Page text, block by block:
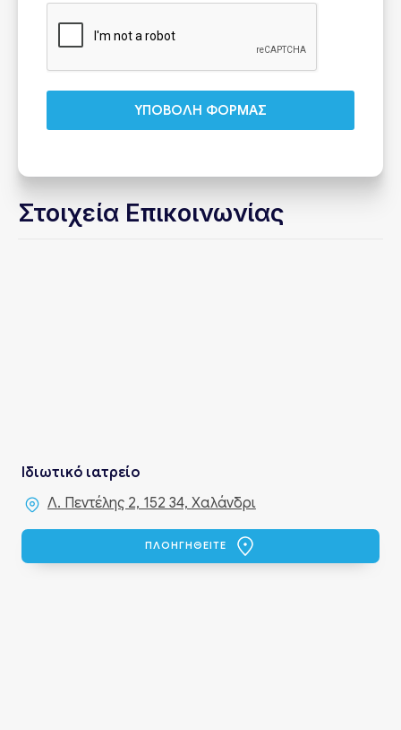
ΥΠΟΒΟΛΗ ΦΟΡΜΑΣ
Στοιχεία Επικοινωνίας
Ιδιωτικό ιατρείο
Λ. Πεντέλης 2, 152 34, Χαλάνδρι
ΠΛΟΗΓΗΘΕΙΤΕ